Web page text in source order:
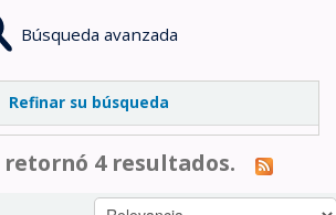
Búsqueda avanzada
Refinar su búsqueda
retornó 4 resultados.